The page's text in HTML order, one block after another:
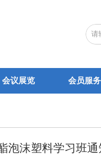
会议展览 会员服务
泡沫塑料学习班通